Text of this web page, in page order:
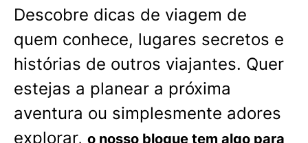
Descobre dicas de viagem de
quem conhece, lugares secretos e
histórias de outros viajantes. Quer
estejas a planear a próxima
aventura ou simplesmente adores
explorar, o nosso blogue tem algo para